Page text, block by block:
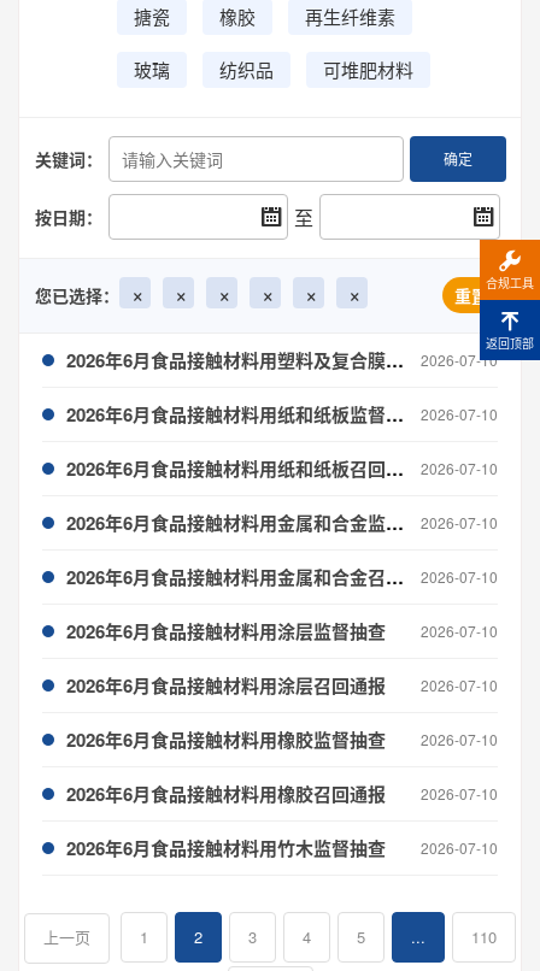
搪瓷 橡胶 再生纤维素
玻璃 纺织品 可堆肥材料
关键词： 确定
按日期： 至
您已选择： × × × × × × 重置
2026年6月食品接触材料用塑料及复合膜袋召回通报 2026-07-10
2026年6月食品接触材料用纸和纸板监督抽查 2026-07-10
2026年6月食品接触材料用纸和纸板召回通报 2026-07-10
2026年6月食品接触材料用金属和合金监督抽查 2026-07-10
2026年6月食品接触材料用金属和合金召回通报 2026-07-10
2026年6月食品接触材料用涂层监督抽查 2026-07-10
2026年6月食品接触材料用涂层召回通报 2026-07-10
2026年6月食品接触材料用橡胶监督抽查 2026-07-10
2026年6月食品接触材料用橡胶召回通报 2026-07-10
2026年6月食品接触材料用竹木监督抽查 2026-07-10
上一页 1 2 3 4 5 ... 110
合规工具
返回顶部